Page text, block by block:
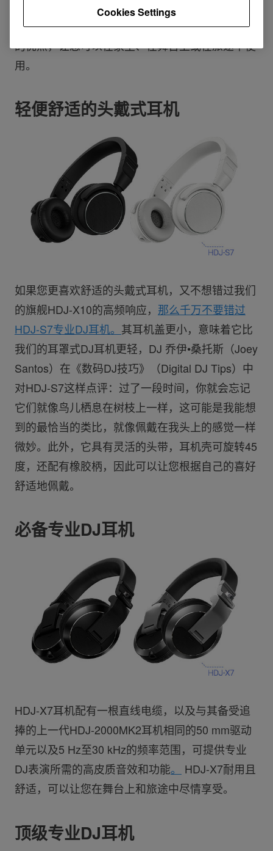
能，因此您可以按您喜欢的佩戴方式对其做出调
整。此外，它们还具有小巧轻便、可折叠、易携带
的优点，让您可以在家里、在舞台上或在旅途中使
用。
轻便舒适的头戴式耳机
如果您更喜欢舒适的头戴式耳机，又不想错过我们
的旗舰HDJ-X10的高频响应， 那么千万不要错过
HDJ-S7专业DJ耳机。 其耳机盖更小，意味着它比
我们的耳罩式DJ耳机更轻，DJ 乔伊•桑托斯（Joey
Santos）在《数码DJ技巧》（Digital DJ Tips）中
对HDJ-S7这样点评：过了一段时间，你就会忘记
它们就像鸟儿栖息在树枝上一样，这可能是我能想
到的最恰当的类比，就像佩戴在我头上的感觉一样
微妙。此外，它具有灵活的头带，耳机壳可旋转45
度，还配有橡胶柄，因此可以让您根据自己的喜好
舒适地佩戴。
必备专业DJ耳机
HDJ-X7耳机配有一根直线电缆，以及与其备受追
捧的上一代HDJ-2000MK2耳机相同的50 mm驱动
单元以及5 Hz至30 kHz的频率范围，可提供专业
DJ表演所需的高皮质音效和功能。
HDJ-X7耐用且
舒适，可以让您在舞台上和旅途中尽情享受。
顶级专业DJ耳机
Cookies Settings